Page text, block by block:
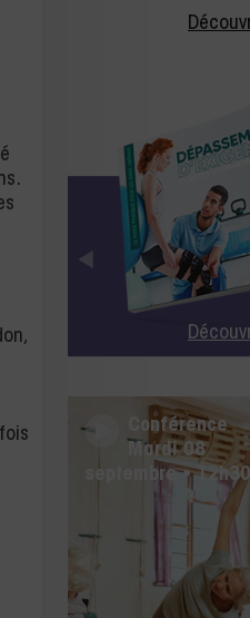
Conférence
Mercredi 26